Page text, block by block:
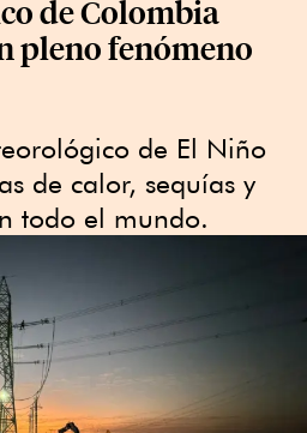
de Colombia
pleno fenómeno
de El Niño
de calor, sequías y
todo el mundo.